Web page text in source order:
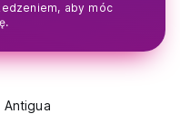
aby móc
Antigua